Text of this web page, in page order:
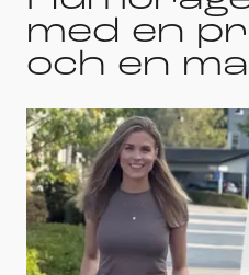
med en
och en